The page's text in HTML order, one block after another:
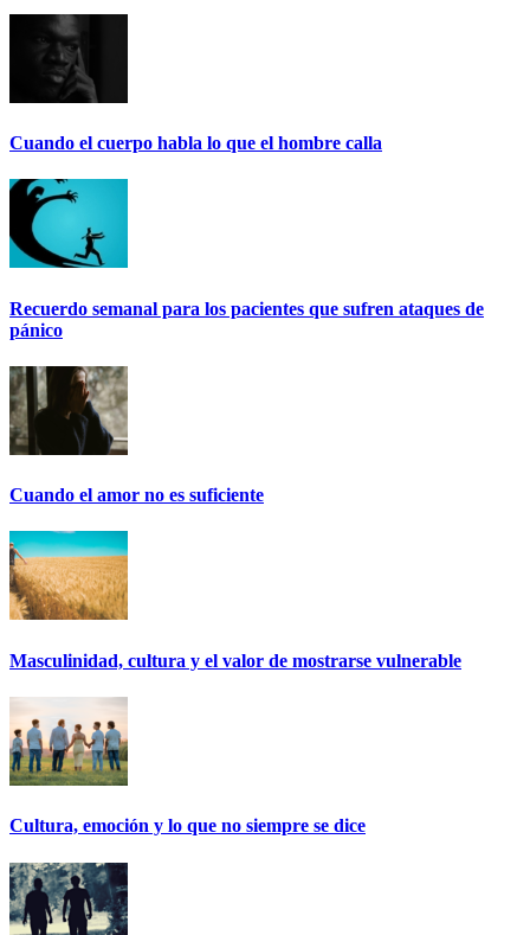
Cuando el cuerpo habla lo que el hombre calla
Recuerdo semanal para los pacientes que sufren ataques de
pánico
Cuando el amor no es suficiente
Masculinidad, cultura y el valor de mostrarse vulnerable
Cultura, emoción y lo que no siempre se dice